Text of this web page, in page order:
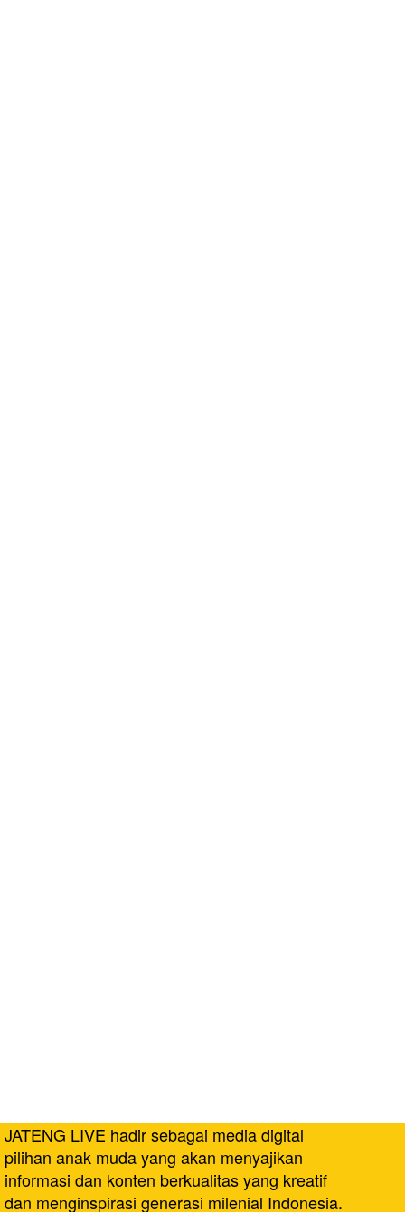
JATENG LIVE hadir sebagai media digital
pilihan anak muda yang akan menyajikan
informasi dan konten berkualitas yang kreatif
dan menginspirasi generasi milenial Indonesia.